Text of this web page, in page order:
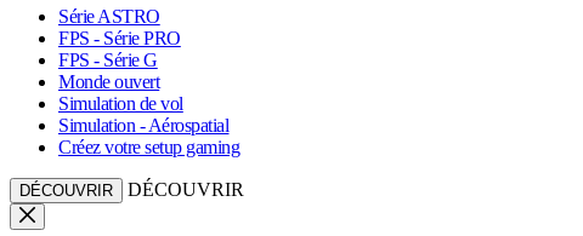
Série ASTRO
FPS - Série PRO
FPS - Série G
Monde ouvert
Simulation de vol
Simulation - Aérospatial
Créez votre setup gaming
DÉCOUVRIR DÉCOUVRIR